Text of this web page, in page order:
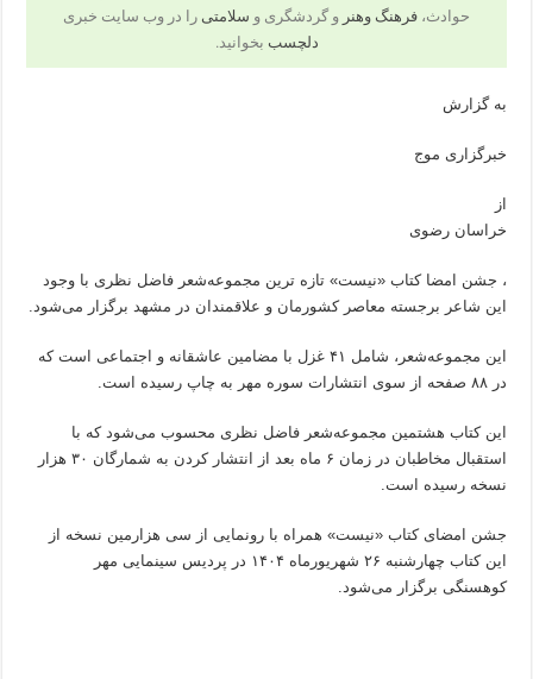
حوادث، فرهنگ وهنر و گردشگری و سلامتی را در وب سایت خبری
دلچسب بخوانید.
به گزارش
خبرگزاری موج
از
خراسان رضوی
، جشن امضا کتاب «نیست» تازه ترین مجموعه‌شعر فاضل نظری با وجود
این شاعر برجسته معاصر کشورمان و علاقمندان در مشهد برگزار می‌شود.
این مجموعه‌شعر، شامل ۴۱ غزل با مضامین عاشقانه و اجتماعی است که
در ۸۸ صفحه از سوی انتشارات سوره مهر به چاپ رسیده است.
این کتاب هشتمین مجموعه‌شعر فاضل نظری محسوب می‌شود که با
استقبال مخاطبان در زمان ۶ ماه بعد از انتشار کردن به شمارگان ۳۰ هزار
نسخه رسیده است.
جشن امضای کتاب «نیست» همراه با رونمایی از سی هزارمین نسخه از
این کتاب چهارشنبه ۲۶ شهریورماه ۱۴۰۴ در پردیس سینمایی مهر
کوهسنگی برگزار می‌شود.